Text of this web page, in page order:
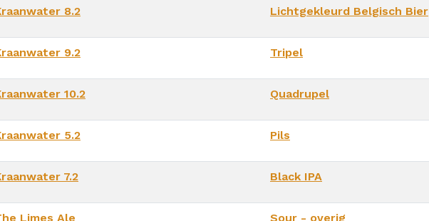
8.2 Lichtgekleurd Belgisch Bier
9.2 Tripel
10.2 Quadrupel
5.2 Pils
7.2 Black IPA
Limes Ale Sour - overig